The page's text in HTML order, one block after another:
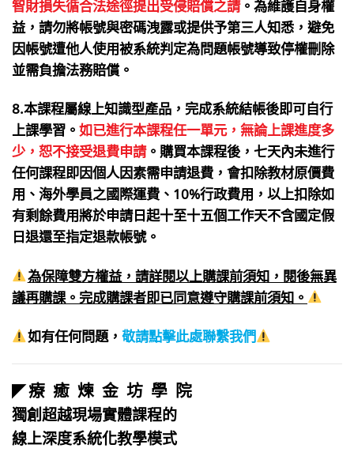
智財損失循合法途徑提出受侵賠償之請。為維護自身權
益，請勿將帳號與密碼洩露或提供予第三人知悉，避免
因帳號遭他人使用被系統判定為問題帳號導致停權刪除
並需負擔法務賠償。
8.本課程屬線上知識型產品，完成系統結帳後即可自行
上課學習。 如已進行本課程任一單元，無論上課進度多
少，恕不接受退費申請。購買本課程後，七天內未進行
任何課程即因個人因素需申請退費，會扣除教材原價費
用、海外學員之國際運費、10%行政費用，以上扣除如
有剩餘費用將於申請日起十至十五個工作天不含國定假
日退還至指定退款帳號。
為保障雙方權益，請詳閱以上購課前須知，閱後無異
議再購課。完成購課者即已同意遵守購課前須知。
如有任何問題， 敬請點擊此處聯繫我們
◤療 癒 煉 金 坊 學 院
獨創超越現場實體課程的
線上深度系統化教學模式